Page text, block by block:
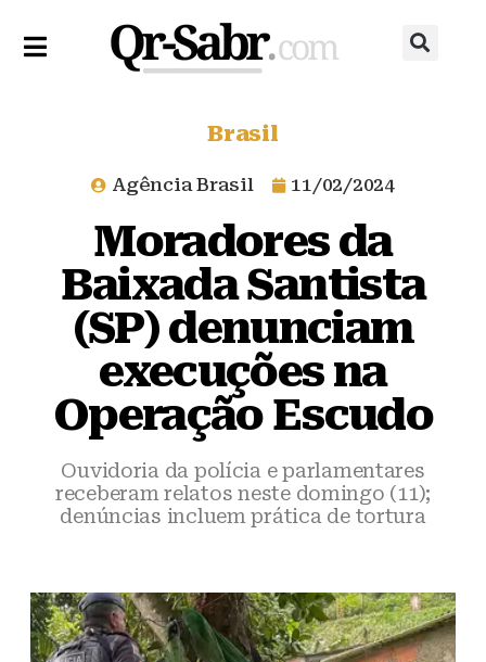
Brasil
Agência Brasil 11/02/2024
Moradores da
Baixada Santista
(SP) denunciam
execuções na
Operação Escudo
Ouvidoria da polícia e parlamentares
receberam relatos neste domingo (11);
denúncias incluem prática de tortura